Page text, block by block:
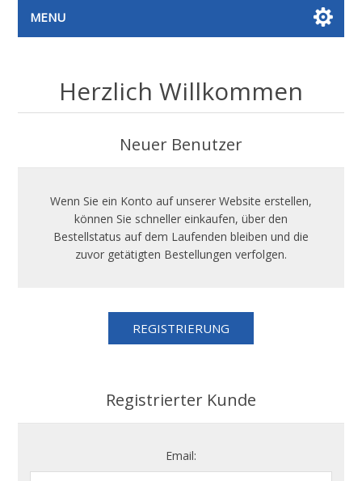
MENU
Herzlich Willkommen
Neuer Benutzer
Wenn Sie ein Konto auf unserer Website erstellen,
können Sie schneller einkaufen, über den
Bestellstatus auf dem Laufenden bleiben und die
zuvor getätigten Bestellungen verfolgen.
Registrierter Kunde
Email: